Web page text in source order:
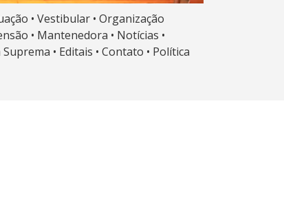
• Vestibular • Organização
• Mantenedora • Notícias •
• Editais • Contato • Política